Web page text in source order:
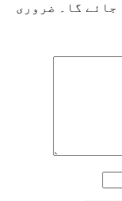
گا۔
ضروری